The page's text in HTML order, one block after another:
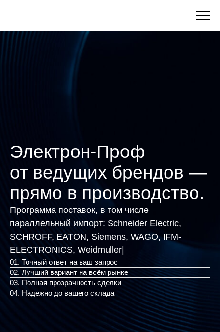
Электрон-Проф
от ведущих брендов —
прямо в производство.
Программа поставок, в том числе
параллельный импорт: Schneider Electric,
SCHROFF, EATON, Siemens, WAGO, IFM-
ELECTRONICS, Weidmull |
01. Точный ответ на ваш запрос
02. Лучший вариант на всём рынке
03. Полная прозрачность сделки
04. Надежно до вашего склада